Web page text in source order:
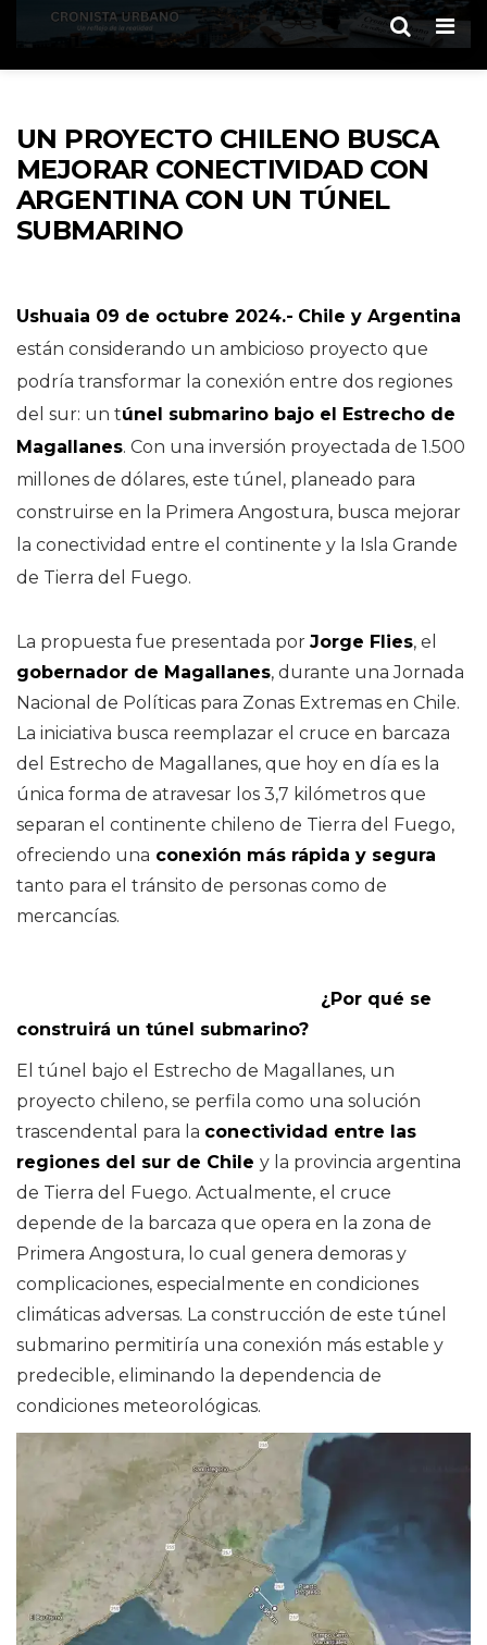
UN PROYECTO CHILENO BUSCA
MEJORAR CONECTIVIDAD CON
ARGENTINA CON UN TÚNEL
SUBMARINO
Ushuaia 09 de octubre 2024.- Chile y Argentina
están considerando un ambicioso proyecto que
podría transformar la conexión entre dos regiones
del sur: un túnel submarino bajo el Estrecho de
Magallanes. Con una inversión proyectada de 1.500
millones de dólares, este túnel, planeado para
construirse en la Primera Angostura, busca mejorar
la conectividad entre el continente y la Isla Grande
de Tierra del Fuego.
La propuesta fue presentada por Jorge Flies, el
gobernador de Magallanes, durante una Jornada
Nacional de Políticas para Zonas Extremas en Chile.
La iniciativa busca reemplazar el cruce en barcaza
del Estrecho de Magallanes, que hoy en día es la
única forma de atravesar los 3,7 kilómetros que
separan el continente chileno de Tierra del Fuego,
ofreciendo una conexión más rápida y segura
tanto para el tránsito de personas como de
mercancías.
¿Por qué se
construirá un túnel submarino?
El túnel bajo el Estrecho de Magallanes, un
proyecto chileno, se perfila como una solución
trascendental para la conectividad entre las
regiones del sur de Chile y la provincia argentina
de Tierra del Fuego. Actualmente, el cruce
depende de la barcaza que opera en la zona de
Primera Angostura, lo cual genera demoras y
complicaciones, especialmente en condiciones
climáticas adversas. La construcción de este túnel
submarino permitiría una conexión más estable y
predecible, eliminando la dependencia de
condiciones meteorológicas.